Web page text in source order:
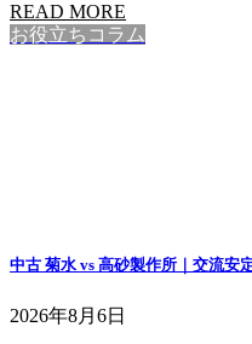
READ MORE
お役立ちコラム
中古 菊水 vs 高砂製作所｜交流安
2026年8月6日